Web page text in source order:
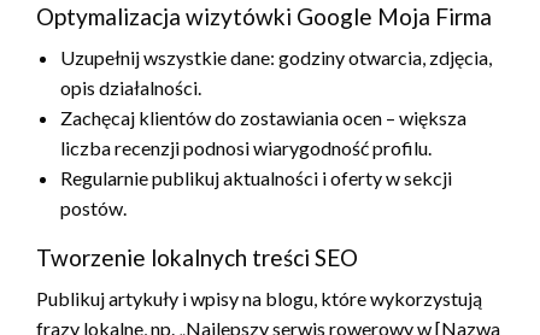
Optymalizacja wizytówki Google Moja Firma
Uzupełnij wszystkie dane: godziny otwarcia, zdjęcia,
opis działalności.
Zachęcaj klientów do zostawiania ocen – większa
liczba recenzji podnosi wiarygodność profilu.
Regularnie publikuj aktualności i oferty w sekcji
postów.
Tworzenie lokalnych treści SEO
Publikuj artykuły i wpisy na blogu, które wykorzystują
frazy lokalne, np. „Najlepszy serwis rowerowy w [Nazwa